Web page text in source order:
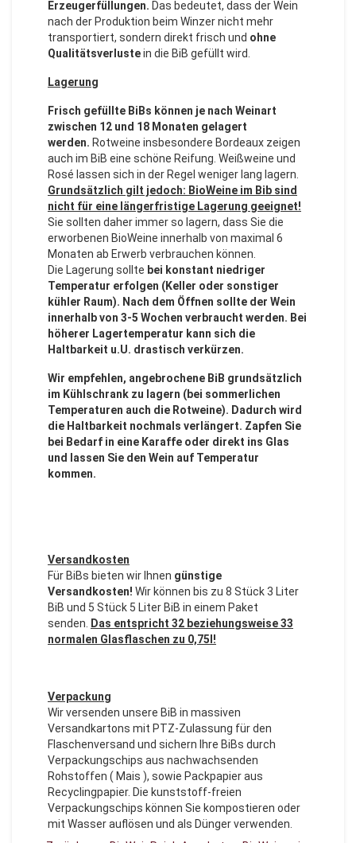
Erzeugerfüllungen. Das bedeutet, dass der Wein
nach der Produktion beim Winzer nicht mehr
transportiert, sondern direkt frisch und ohne
Qualitätsverlustein die BiB gefüllt wird.
Lagerung
Frisch gefüllte BiBs können je nach Weinart
zwischen 12 und 18 Monaten gelagert
werden. Rotweine insbesondere Bordeaux zeigen
auch im BiB eine schöne Reifung. Weißweine und
Rosé lassen sich in der Regel weniger lang lagern.
Grundsätzlich gilt jedoch: BioWeine im Bib sind
nicht für eine längerfristige Lagerung geeignet!
Sie sollten daher immer so lagern, dass Sie die
erworbenen BioWeine innerhalb von maximal 6
Monaten ab Erwerb verbrauchen können.
Die Lagerung sollte bei konstant niedriger
Temperatur erfolgen (Keller oder sonstiger
kühler Raum). Nach dem Öffnen sollte der Wein
innerhalb von 3-5 Wochen verbraucht werden. Bei
höherer Lagertemperatur kann sich die
Haltbarkeit u.U. drastisch verkürzen.
Wir empfehlen, angebrochene BiB grundsätzlich
im Kühlschrank zu lagern (bei sommerlichen
Temperaturen auch die Rotweine). Dadurch wird
die Haltbarkeit nochmals verlängert. Zapfen Sie
bei Bedarf in eine Karaffe oder direkt ins Glas
und lassen Sie den Wein auf Temperatur
kommen.
Versandkosten
Für BiBs bieten wir Ihnen günstige
Versandkosten! Wir können bis zu 8 Stück 3 Liter
BiB und 5 Stück 5 Liter BiB in einem Paket
senden.
Das entspricht 32 beziehungsweise 33
normalen Glasflaschen zu 0,75l!
Verpackung
Wir versenden unsere BiB in massiven
Versandkartons mit PTZ-Zulassung für den
Flaschenversand und sichern Ihre BiBs durch
Verpackungschips aus nachwachsenden
Rohstoffen ( Mais ), sowie Packpapier aus
Recyclingpapier. Die kunststoff-freien
Verpackungschips können Sie kompostieren oder
mit Wasser auflösen und als Dünger verwenden.